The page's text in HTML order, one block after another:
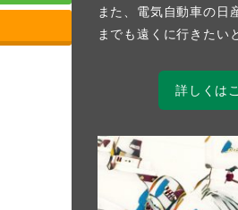
また、電気自動車の日
までも遠くに行きたい
詳しくは